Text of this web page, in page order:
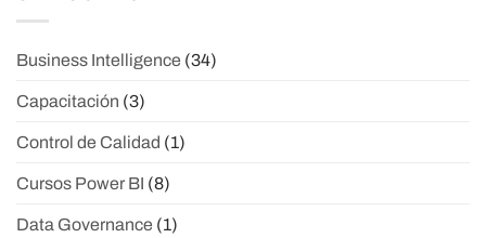
Business Intelligence (34)
Capacitación (3)
Control de Calidad (1)
Cursos Power BI (8)
Data Governance (1)